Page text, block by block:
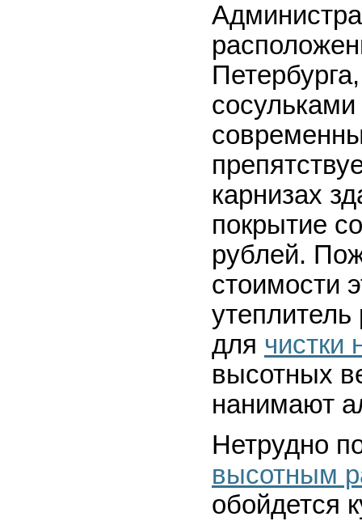
карнизах
покрытие
рублей.
стоимости
для чистки
высотных
нанимают
Нетрудно
высотным
обойдется